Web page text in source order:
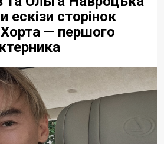
ескізи сторінок
— першого